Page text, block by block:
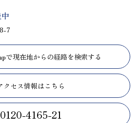
7
で現在地からの経路を検索する
クセス情報はこちら
0120-4165-21